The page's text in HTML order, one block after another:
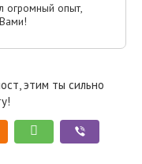
огромный опыт,
этим ты сильно